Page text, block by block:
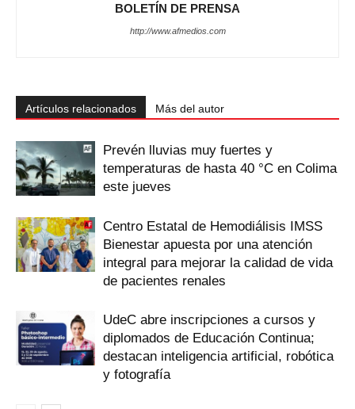
BOLETÍN DE PRENSA
http://www.afmedios.com
Artículos relacionados Más del autor
Prevén lluvias muy fuertes y
temperaturas de hasta 40 °C en Colima
este jueves
Centro Estatal de Hemodiálisis IMSS
Bienestar apuesta por una atención
integral para mejorar la calidad de vida
de pacientes renales
UdeC abre inscripciones a cursos y
diplomados de Educación Continua;
destacan inteligencia artificial, robótica
y fotografía